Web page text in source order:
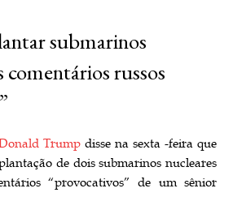
submarinos
comentários russos
Trump disse na sexta -feira que
de dois submarinos nucleares
“provocativos” de um sênior